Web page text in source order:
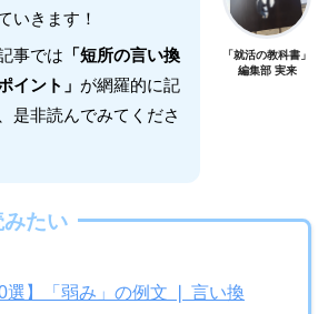
いきます！
事では 「短所の言い換
イント」 が網羅的に記
是非読んでみてくださ
「就活の教科書」
編集部 実来
たい
選】「弱み」の例文 ❘ 言い換